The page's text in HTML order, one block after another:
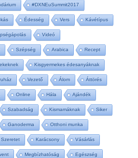
#DXNEuSummit2017
Édesség Vers Kávétípus
Videó
Szépség Arabica Recept
Kisgyermekes édesanyáknak
Vezető Álom Áttörés
Online Hála Ajándék
Szabadság Kismamáknak Siker
Ganoderma Otthoni munka
Szeretet Karácsony Vásárlás
Megbízhatóság Egészség